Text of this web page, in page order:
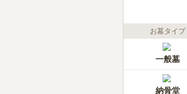
お墓タイプ
一般墓
納骨堂